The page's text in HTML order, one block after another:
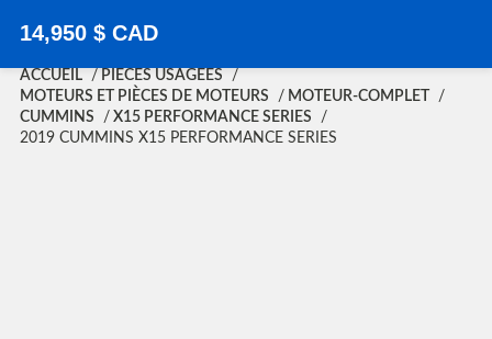
14,950 $ CAD
ACCUEIL
PIÈCES USAGÉES
MOTEURS ET PIÈCES DE MOTEURS
MOTEUR-COMPLET
CUMMINS
X15 PERFORMANCE SERIES
2019 CUMMINS X15 PERFORMANCE SERIES